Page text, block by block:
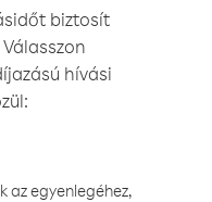
biztosít
hívási
az egyenlegéhez,